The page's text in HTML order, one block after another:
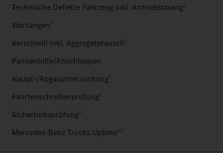
Technische Defekte Fahrzeug inkl. Antriebsstrang3
Wartungen 3
Verschleiß inkl. Aggregatetausch 3
Pannenhilfe/Abschleppen
Haupt-/Abgasuntersuchung5
Fahrtenschreiberprüfung5
Sicherheitsprüfung5
Mercedes‑Benz Trucks Uptime4,5